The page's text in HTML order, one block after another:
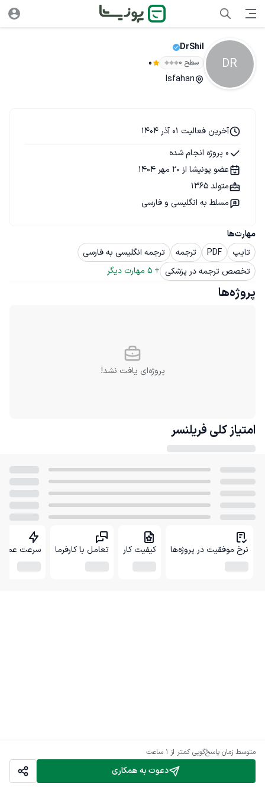
DR
DrShil
سطح ۰ 0
Isfahan
دعوت به همکاری
متوسط زمان پاسخ‌گویی کمتر از 1 ساعت
مهارت‌ها
تایپ
PDF ترجمه
ترجمه انگلیسی به فارسی
تخصص ترجمه در پزشکی +
5 مهارت دیگر
آخرین فعالیت 01 آذر 1404
0 پروژه انجام شده
عضو پونیشا از 20 مهر 1404
متولد 1365
مسلط به انگلیسی و فارسی
پروژه‌ها
پروژه‌ای یافت نشد!
امتیاز کلی فریلنسر
نرخ موفقیت در پروژه‌ها کیفیت کار تعامل با کارفرما سرعت عمل